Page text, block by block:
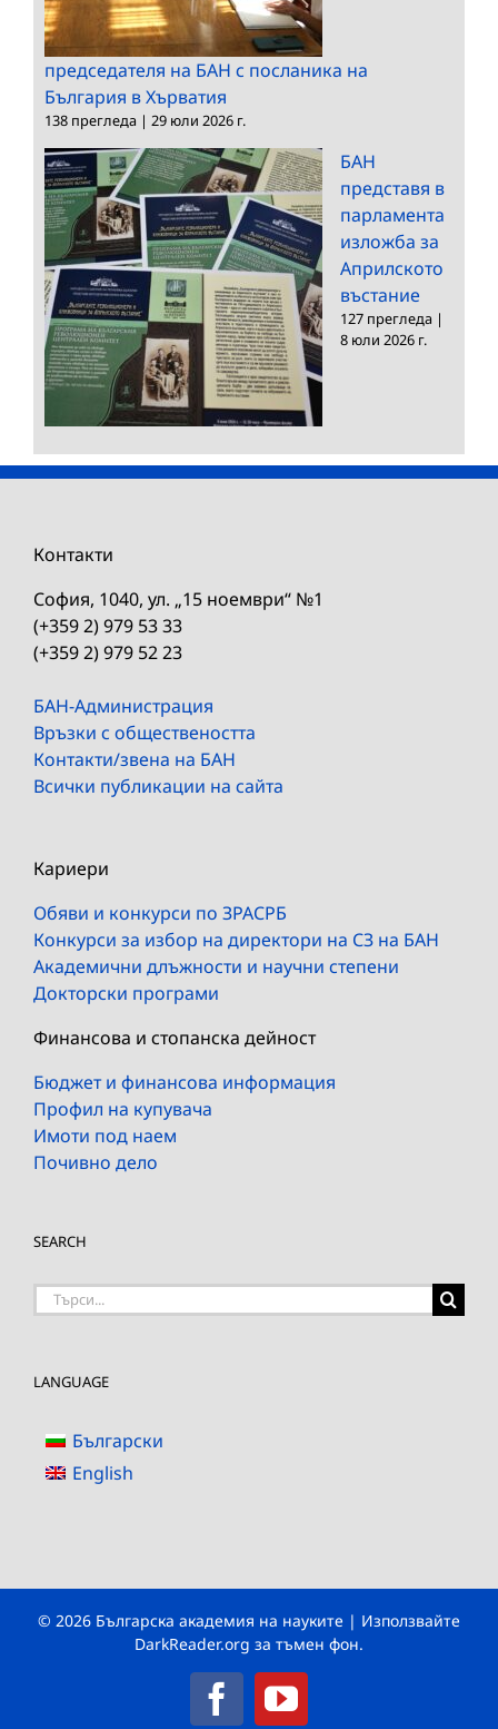
председателя на БАН с посланика на
България в Хърватия
138 прегледа | 29 юли 2026 г.
БАН
представя в
парламента
изложба за
Априлското
въстание
127 прегледа |
8 юли 2026 г.
Контакти
София, 1040, ул. „15 ноември“ №1
(+359 2) 979 53 33
(+359 2) 979 52 23
БАН-Администрация
Връзки с обществеността
Контакти/звена на БАН
Всички публикации на сайта
Кариери
Обяви и конкурси по ЗРАСРБ
Конкурси за избор на директори на СЗ на БАН
Академични длъжности и научни степени
Докторски програми
Финансова и стопанска дейност
Бюджет и финансова информация
Профил на купувача
Имоти под наем
Почивно дело
SEARCH
Търсене
LANGUAGE
Български
English
© 2026 Българска академия на науките | Използвайте
DarkReader.org за тъмен фон.
FacebookYouTube